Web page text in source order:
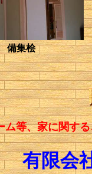
備集桧
ム等、家に関す
有限会